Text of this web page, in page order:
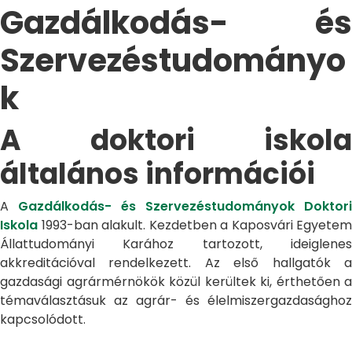
Gazdálkodás- és
Szervezéstudományo
k
A doktori iskola
általános információi
A Gazdálkodás- és Szervezéstudományok Doktori
Iskola 1993-ban alakult. Kezdetben a Kaposvári Egyetem
Állattudományi Karához tartozott, ideiglenes
akkreditációval rendelkezett. Az első hallgatók a
gazdasági agrármérnökök közül kerültek ki, érthetően a
témaválasztásuk az agrár- és élelmiszergazdasághoz
kapcsolódott.